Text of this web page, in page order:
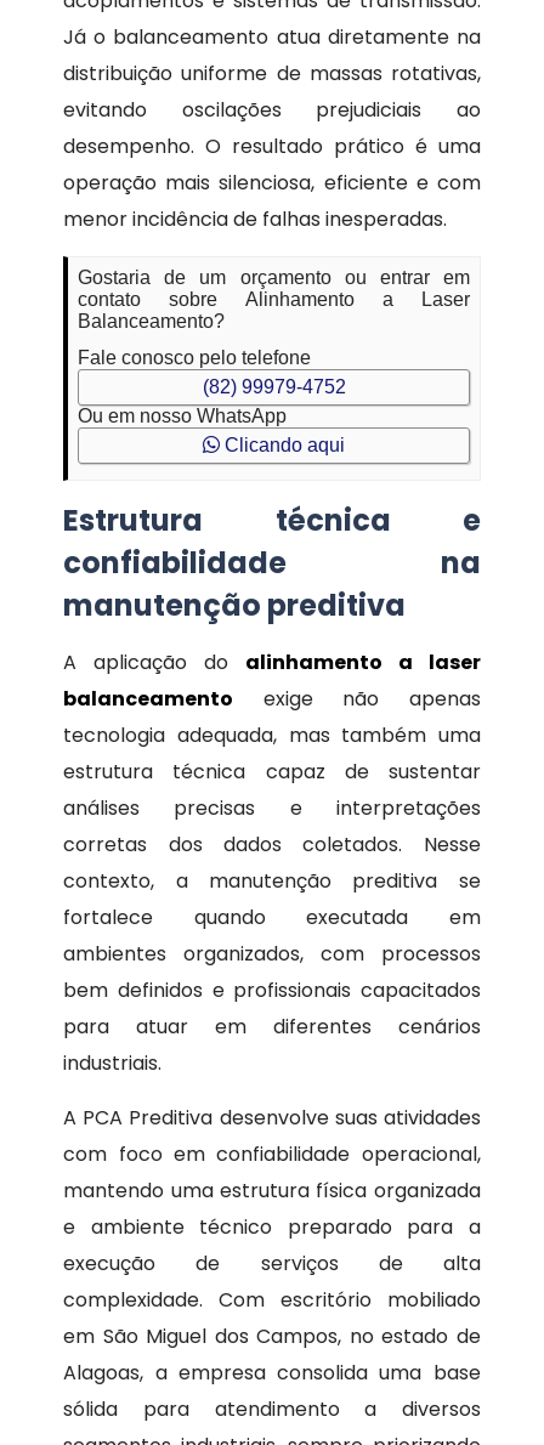
Já o balanceamento atua diretamente na
distribuição uniforme de massas rotativas,
evitando oscilações prejudiciais ao
desempenho. O resultado prático é uma
operação mais silenciosa, eficiente e com
menor incidência de falhas inesperadas.
Gostaria de um orçamento ou entrar em
contato sobre Alinhamento a Laser
Balanceamento?
Fale conosco pelo telefone
(82) 99979-4752
Ou em nosso WhatsApp
Clicando aqui
Estrutura técnica e
confiabilidade na
manutenção preditiva
A aplicação do alinhamento a laser
balanceamento exige não apenas
tecnologia adequada, mas também uma
estrutura técnica capaz de sustentar
análises precisas e interpretações
corretas dos dados coletados. Nesse
contexto, a manutenção preditiva se
fortalece quando executada em
ambientes organizados, com processos
bem definidos e profissionais capacitados
para atuar em diferentes cenários
industriais.
A PCA Preditiva desenvolve suas atividades
com foco em confiabilidade operacional,
mantendo uma estrutura física organizada
e ambiente técnico preparado para a
execução de serviços de alta
complexidade. Com escritório mobiliado
em São Miguel dos Campos, no estado de
Alagoas, a empresa consolida uma base
sólida para atendimento a diversos